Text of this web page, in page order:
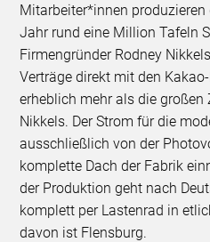
Mitarbeiter*innen
Jahr rund eine Million Tafeln
Firmengründer Rodney
Verträge direkt mit den
erheblich mehr als die großen
Nikkels. Der Strom für die
ausschließlich von der
komplette Dach der Fabrik
der Produktion geht nach
komplett per Lastenrad in
davon ist Flensburg.